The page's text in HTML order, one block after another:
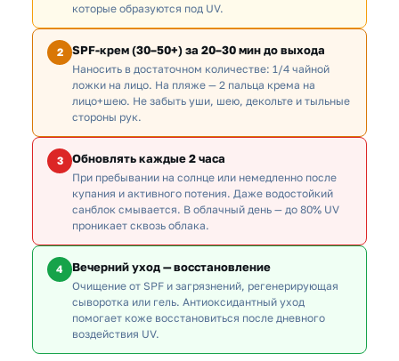
которые образуются под UV.
2 SPF-крем (30–50+) за 20–30 мин до выхода
Наносить в достаточном количестве: 1/4 чайной
ложки на лицо. На пляже — 2 пальца крема на
лицо+шею. Не забыть уши, шею, декольте и тыльные
стороны рук.
3 Обновлять каждые 2 часа
При пребывании на солнце или немедленно после
купания и активного потения. Даже водостойкий
санблок смывается. В облачный день — до 80% UV
проникает сквозь облака.
4 Вечерний уход — восстановление
Очищение от SPF и загрязнений, регенерирующая
сыворотка или гель. Антиоксидантный уход
помогает коже восстановиться после дневного
воздействия UV.